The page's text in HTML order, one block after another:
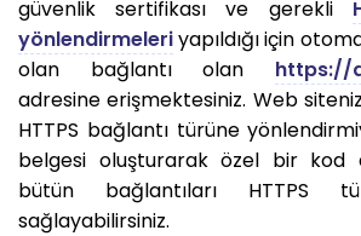
güvenlik sertifikası ve gerekli
yönlendirmeleriyapıldığı için
olan bağlantı olan https://
adresine erişmektesiniz. Web
HTTPS bağlantı türüne
belgesi oluşturarak özel bir kod
bütün bağlantıları HTTPS
sağlayabilirsiniz.